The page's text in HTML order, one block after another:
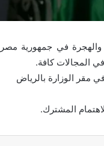
والهجرة في جمهورية مصر
في المجالات كافة.
مقر الوزارة بالرياض
المشترك.